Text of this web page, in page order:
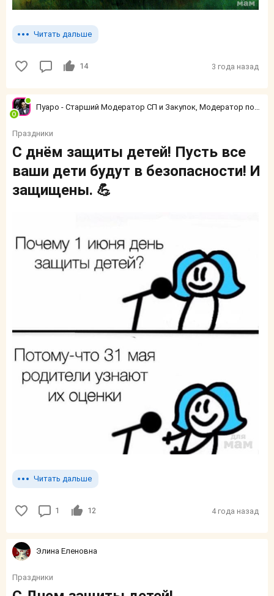
Читать дальше
14 3 года назад
Праздники
С днём защиты детей! Пусть все
ваши дети будут в безопасности! И
защищены. 💪
Читать дальше
1 12 4 года назад
Элина Еленовна
Праздники